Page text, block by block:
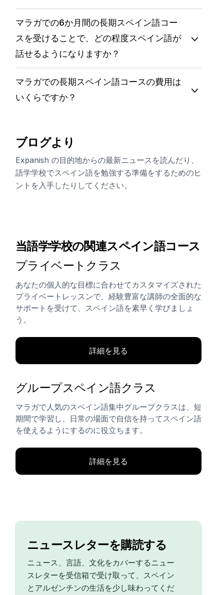
マラガでの6か月間の長期スペイン語コー
スを受けることで、どの程度スペイン語が
話せるようになりますか？
マラガでの長期スペイン語コースの費用は
いくらですか？
ブログより
Expanish の目的地からの最新ニュースを読んだり、
語学学校でスペイン語を勉強する準備をするためのヒ
ントを入手したりしてください。
当語学学校の関連スペイン語コース
プライベートクラス
あなたの個人的な目標に合わせてカスタマイズされた
プライベートレッスンで、経験豊富な講師の全面的な
サポートを受けて、スペイン語を素早く学びましょ
う。
詳細を見る
グループスペイン語クラス
マラガで人気のスペイン語集中グループクラスは、短
期間で学習し、日常の場面で自信を持ってスペイン語
を使えるようにするのに役立ちます。
詳細を見る
ニュースレターを購読する
ニュース、言語、文化をカバーするニュー
スレターを受信箱で受け取って、スペイン
とアルゼンチンの生活を少し味わってくだ